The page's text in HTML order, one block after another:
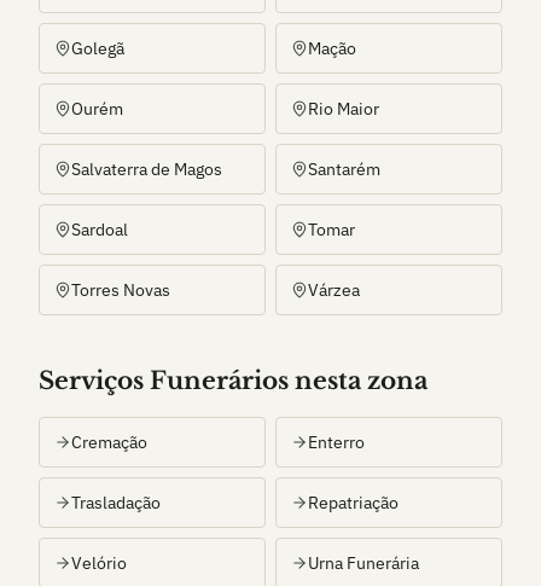
Golegã Mação
Ourém Rio Maior
Salvaterra de Magos Santarém
Sardoal Tomar
Torres Novas Várzea
Serviços Funerários nesta zona
Cremação Enterro
Trasladação Repatriação
Velório Urna Funerária